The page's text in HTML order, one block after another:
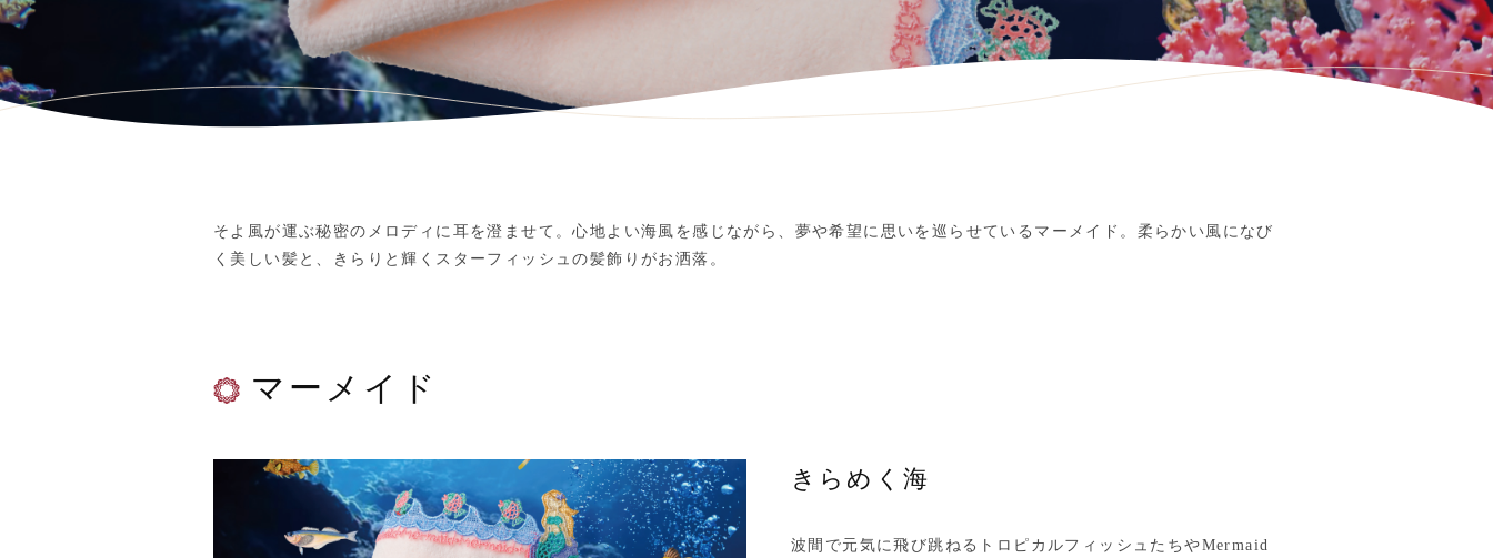
そよ風が運ぶ秘密のメロディに耳を澄ませて。心地よい海風を感じながら、夢や希望に思いを巡らせているマーメイド。柔らかい風になび
く美しい髪と、きらりと輝くスターフィッシュの髪飾りがお洒落。
マーメイド
きらめく海
波間で元気に飛び跳ねるトロピカルフィッシュたちやMermaid